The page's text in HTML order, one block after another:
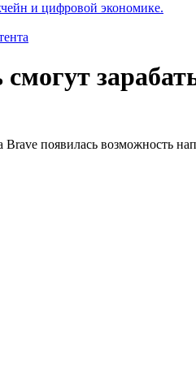
и цифровой экономике.
Brave появилась